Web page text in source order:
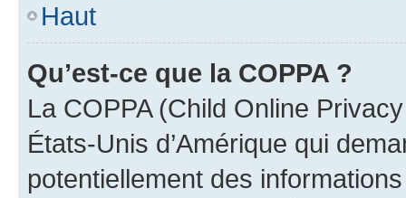
Haut
Qu’est-ce que la COPPA ?
La COPPA (Child Online
États-Unis d’Amérique qui
potentiellement des